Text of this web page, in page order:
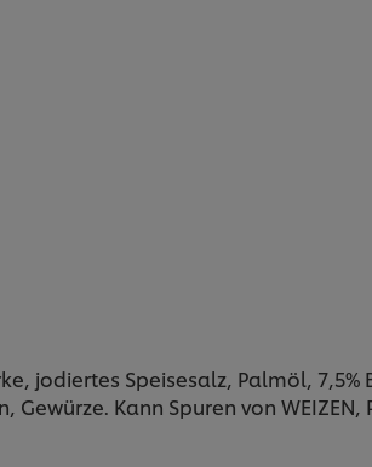
jodiertes Speisesalz, Palmöl,
Kann Spuren von WEIZEN,